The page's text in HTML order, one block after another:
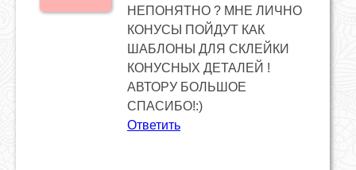
НЕПОНЯТНО ? МНЕ ЛИЧНО
КОНУСЫ ПОЙДУТ КАК
ШАБЛОНЫ ДЛЯ СКЛЕЙКИ
КОНУСНЫХ ДЕТАЛЕЙ !
АВТОРУ БОЛЬШОЕ
СПАСИБО!:)
Ответить